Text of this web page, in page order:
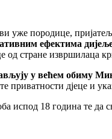
породице,
ефектима
од стране извршилаца
у већем обиму
приватности дјеце и
18 година те да